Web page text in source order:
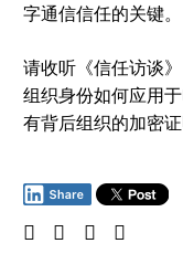
字通信信任的关键。
请收听《信任访谈
组织身份如何应用
有背后组织的加密证